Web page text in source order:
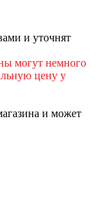
и уточнят
могут немного
цену у
и может